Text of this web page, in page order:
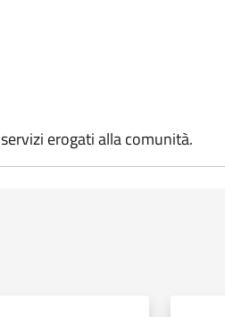
erogati alla comunità.